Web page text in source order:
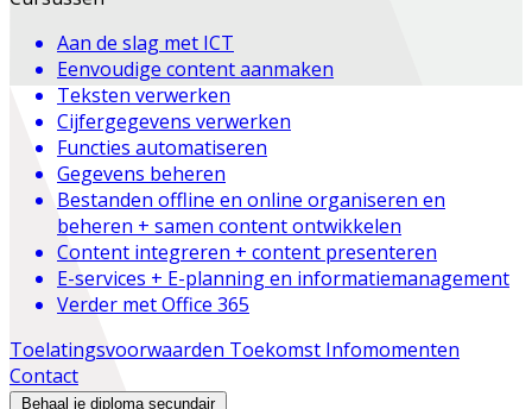
Aan de slag met ICT
Eenvoudige content aanmaken
Teksten verwerken
Cijfergegevens verwerken
Functies automatiseren
Gegevens beheren
Bestanden offline en online organiseren en
beheren + samen content ontwikkelen
Content integreren + content presenteren
E-services + E-planning en informatiemanagement
Verder met Office 365
Toelatingsvoorwaarden Toekomst Infomomenten
Contact
Behaal je diploma secundair